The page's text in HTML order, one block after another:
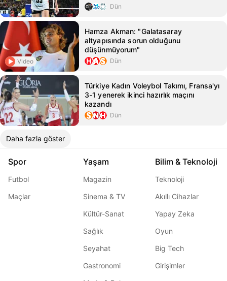
Dün
Video
Hamza Akman: "Galatasaray
altyapısında sorun olduğunu
düşünmüyorum"
Dün
Türkiye Kadın Voleybol Takımı, Fransa'yı
3-1 yenerek ikinci hazırlık maçını
kazandı
Dün
Daha fazla göster
Spor
Futbol
Maçlar
Yaşam
Magazin
Sinema & TV
Kültür-Sanat
Sağlık
Seyahat
Gastronomi
Bilim & Teknoloji
Teknoloji
Akıllı Cihazlar
Yapay Zeka
Oyun
Big Tech
Girişimler